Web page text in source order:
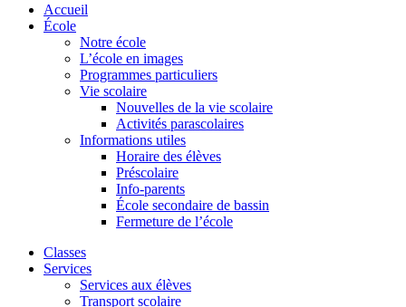
Accueil
École
Notre école
L’école en images
Programmes particuliers
Vie scolaire
Nouvelles de la vie scolaire
Activités parascolaires
Informations utiles
Horaire des élèves
Préscolaire
Info-parents
École secondaire de bassin
Fermeture de l’école
Classes
Services
Services aux élèves
Transport scolaire